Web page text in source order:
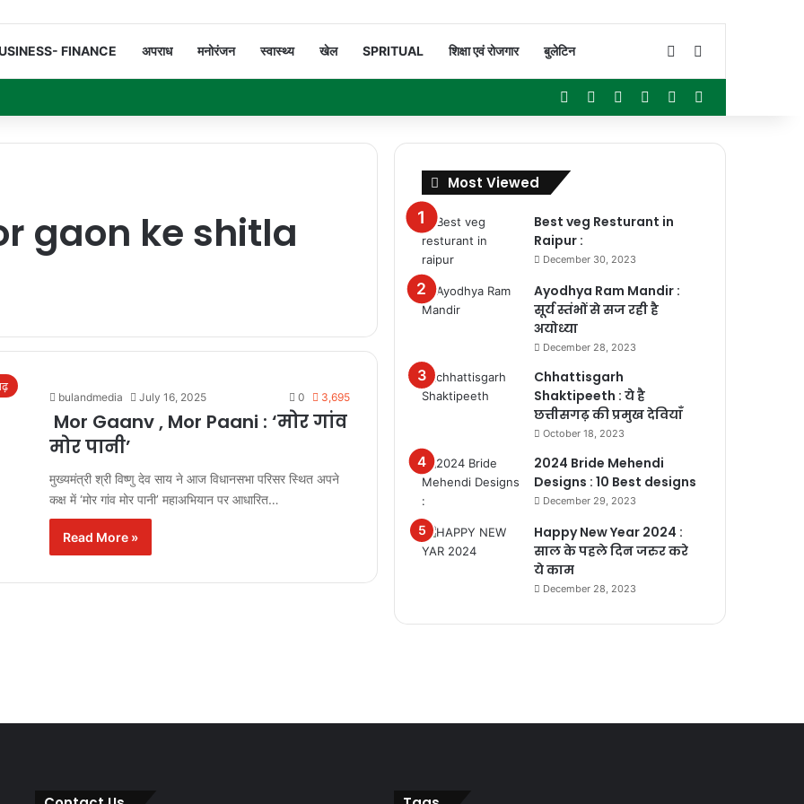
FINANCE अपराध मनोरंजन स्वास्थ्य खेल SPRITUAL शिक्षा एवं रोजगार बुलेटिन Switch skin
Facebook YouTubeInstagramWhatsApp
gaon ke shitla
bulandmedia July 16, 2025 0 3,695
Mor Gaanv , Mor Paani : ‘मोर गांव
मोर पानी’
मुख्यमंत्री श्री विष्णु देव साय ने आज विधानसभा परिसर स्थित अपने
कक्ष में ‘मोर गांव मोर पानी’ महाअभियान पर आधारित…
Read More »
Most Viewed
Best veg Resturant in
Raipur :
December 30, 2023
Ayodhya Ram Mandir :
सूर्य स्तंभों से सज रही है
अयोध्या
December 28, 2023
Chhattisgarh
Shaktipeeth : ये है
छत्तीसगढ़ की प्रमुख देवियाँ
October 18, 2023
2024 Bride Mehendi
Designs : 10 Best designs
December 29, 2023
Happy New Year 2024 :
साल के पहले दिन जरुर करे
ये काम
December 28, 2023